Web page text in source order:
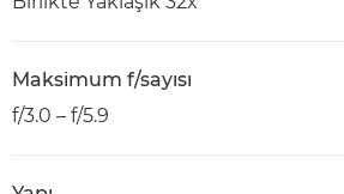
Maksimum f/sayısı
f/3.0 – f/5.9